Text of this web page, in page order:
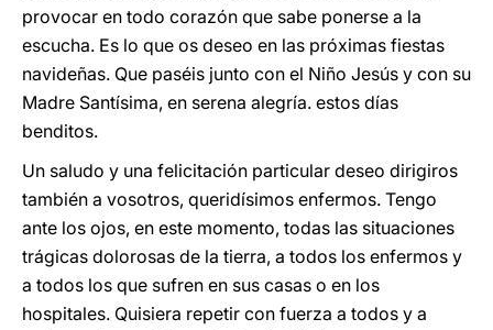
provocar en todo corazón que sabe ponerse a la
escucha. Es lo que os deseo en las próximas fiestas
navideñas. Que paséis junto con el Niño Jesús y con su
Madre Santísima, en serena alegría. estos días
benditos.
Un saludo y una felicitación particular deseo dirigiros
también a vosotros, queridísimos enfermos. Tengo
ante los ojos, en este momento, todas las situaciones
trágicas dolorosas de la tierra, a todos los enfermos y
a todos los que sufren en sus casas o en los
hospitales. Quisiera repetir con fuerza a todos y a